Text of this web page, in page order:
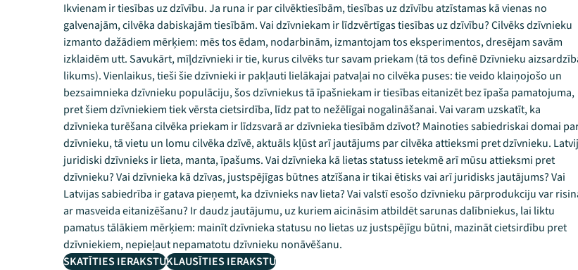
Ikvienam ir tiesības uz dzīvību. Ja runa ir par cilvēktiesībām, tiesības uz dzīvību atzīstamas kā vienas no
galvenajām, cilvēka dabiskajām tiesībām. Vai dzīvniekam ir līdzvērtīgas tiesības uz dzīvību? Cilvēks dzīvnieku
izmanto dažādiem mērķiem: mēs tos ēdam, nodarbinām, izmantojam tos eksperimentos, dresējam savām
izklaidēm utt. Savukārt, mīļdzīvnieki ir tie, kurus cilvēks tur savam priekam (tā tos definē Dzīvnieku
likums). Vienlaikus, tieši šie dzīvnieki ir pakļauti lielākajai patvaļai no cilvēka puses: tie veido klaiņojošo un
bezsaimnieka dzīvnieku populāciju, šos dzīvniekus tā īpašniekam ir tiesības eitanizēt bez īpaša pamatojuma,
pret šiem dzīvniekiem tiek vērsta cietsirdība, līdz pat to nežēlīgai nogalināšanai. Vai varam uzskatīt, ka
dzīvnieka turēšana cilvēka priekam ir līdzsvarā ar dzīvnieka tiesībām dzīvot? Mainoties sabiedriskai domai
dzīvnieku, tā vietu un lomu cilvēka dzīvē, aktuāls kļūst arī jautājums par cilvēka attieksmi pret dzīvnieku.
juridiski dzīvnieks ir lieta, manta, īpašums. Vai dzīvnieka kā lietas statuss ietekmē arī mūsu attieksmi pret
dzīvnieku? Vai dzīvnieka kā dzīvas, justspējīgas būtnes atzīšana ir tikai ētisks vai arī juridisks jautājums? Vai
Latvijas sabiedrība ir gatava pieņemt, ka dzīvnieks nav lieta? Vai valstī esošo dzīvnieku pārprodukciju var
ar masveida eitanizēšanu? Ir daudz jautājumu, uz kuriem aicināsim atbildēt sarunas dalībniekus, lai liktu
pamatus tālākiem mērķiem: mainīt dzīvnieka statusu no lietas uz justspējīgu būtni, mazināt cietsirdību pret
dzīvniekiem, nepieļaut nepamatotu dzīvnieku nonāvēšanu.
SKATĪTIES IERAKSTUKLAUSĪTIES IERAKSTU